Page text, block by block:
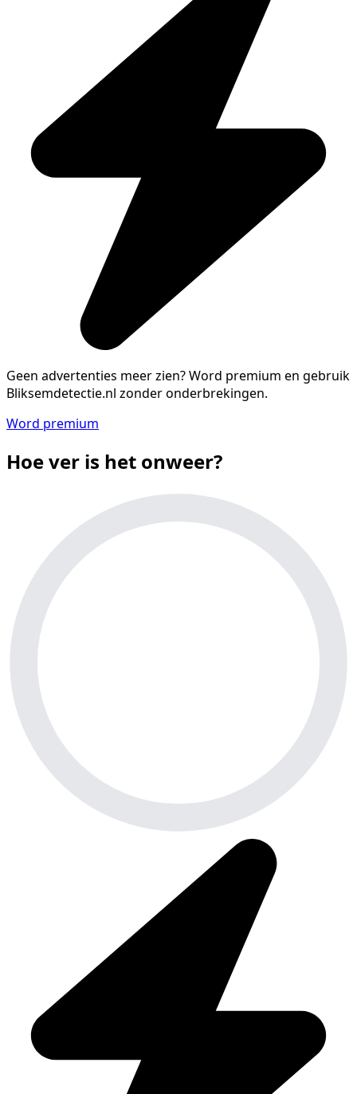
Geen advertenties meer zien?Word premium en gebruik
Bliksemdetectie.nl zonder onderbrekingen.
Word premium
Hoe ver is het onweer?